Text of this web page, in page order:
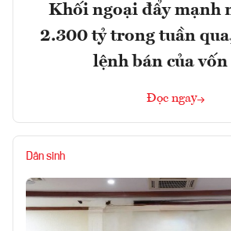
Khối ngoại đẩy mạnh
2.300 tỷ trong tuần
lệnh bán của
Đọc ngay
Dân sinh